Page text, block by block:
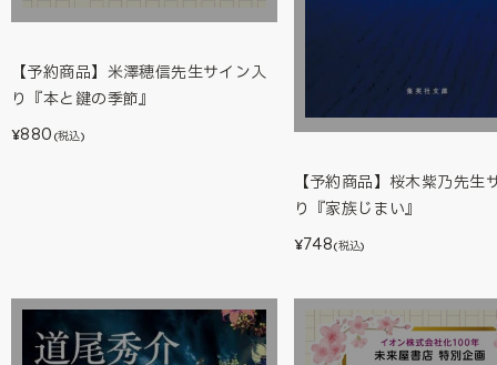
【予約商品】米澤穂信先生サイン入
り『本と鍵の季節』
¥880 (税込)
【予約商品】桜木紫乃先生
り『家族じまい』
¥748(税込)